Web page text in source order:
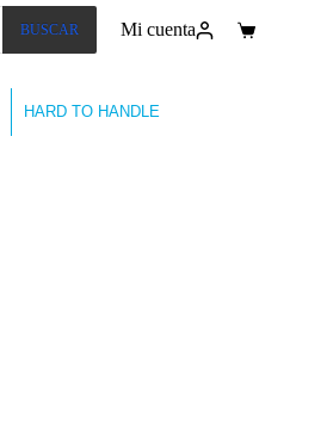
BUSCAR Mi cuenta
Carro
HARD TO HANDLE